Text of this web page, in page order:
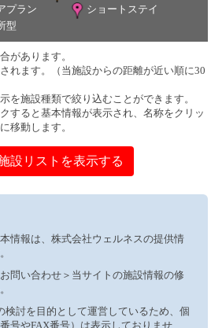
プラン
ショートステイ
型
があります。
れます。（当施設からの距離が近い順に30
を施設種類で絞り込むことができます。
すると基本情報が表示され、名称をクリッ
移動します。
設リストを表示する
情報は、株式会社ウェルネスの提供情
問い合わせ＞当サイトの施設情報の修
検討を目的として運営しているため、個
号やFAX番号）は表示しておりませ